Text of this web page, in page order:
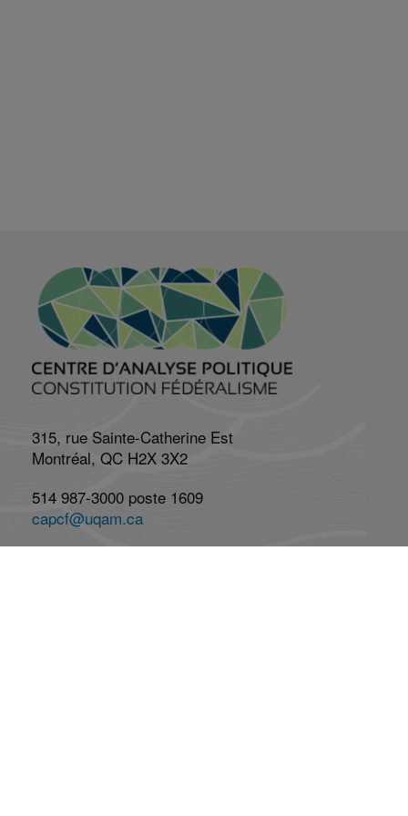
315, rue Sainte-Catherine Est
Montréal, QC H2X 3X2
514 987-3000 poste 1609
capcf@uqam.ca